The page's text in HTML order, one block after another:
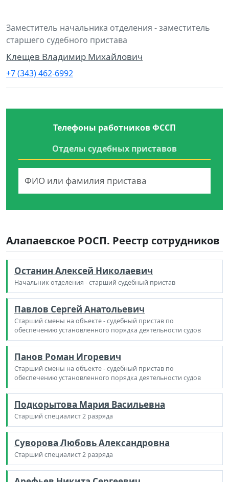
Заместитель начальника отделения - заместитель
старшего судебного пристава
Клещев Владимир Михайлович
+7 (343) 462-6992
Телефоны работников ФССП
Отделы судебных приставов
Алапаевское РОСП. Реестр сотрудников
Останин Алексей Николаевич
Начальник отделения - старший судебный пристав
Павлов Сергей Анатольевич
Старший смены на объекте - судебный пристав по
обеспечению установленного порядка деятельности судов
Панов Роман Игоревич
Старший смены на объекте - судебный пристав по
обеспечению установленного порядка деятельности судов
Подкорытова Мария Васильевна
Старший специалист 2 разряда
Суворова Любовь Александровна
Старший специалист 2 разряда